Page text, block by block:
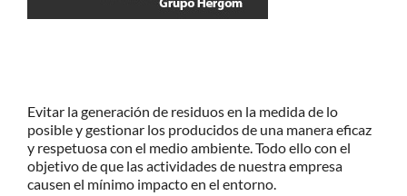
Evitar la generación de residuos en la medida de lo
posible y gestionar los producidos de una manera eficaz
y respetuosa con el medio ambiente. Todo ello con el
objetivo de que las actividades de nuestra empresa
causen el mínimo impacto en el entorno.